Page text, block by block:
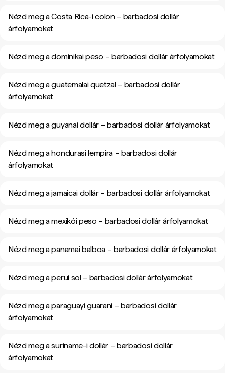
Nézd meg a Costa Rica-i colon – barbadosi dollár
árfolyamokat
Nézd meg a dominikai peso – barbadosi dollár árfolyamokat
Nézd meg a guatemalai quetzal – barbadosi dollár
árfolyamokat
Nézd meg a guyanai dollár – barbadosi dollár árfolyamokat
Nézd meg a hondurasi lempira – barbadosi dollár
árfolyamokat
Nézd meg a jamaicai dollár – barbadosi dollár árfolyamokat
Nézd meg a mexikói peso – barbadosi dollár árfolyamokat
Nézd meg a panamai balboa – barbadosi dollár árfolyamokat
Nézd meg a perui sol – barbadosi dollár árfolyamokat
Nézd meg a paraguayi guarani – barbadosi dollár
árfolyamokat
Nézd meg a suriname-i dollár – barbadosi dollár
árfolyamokat